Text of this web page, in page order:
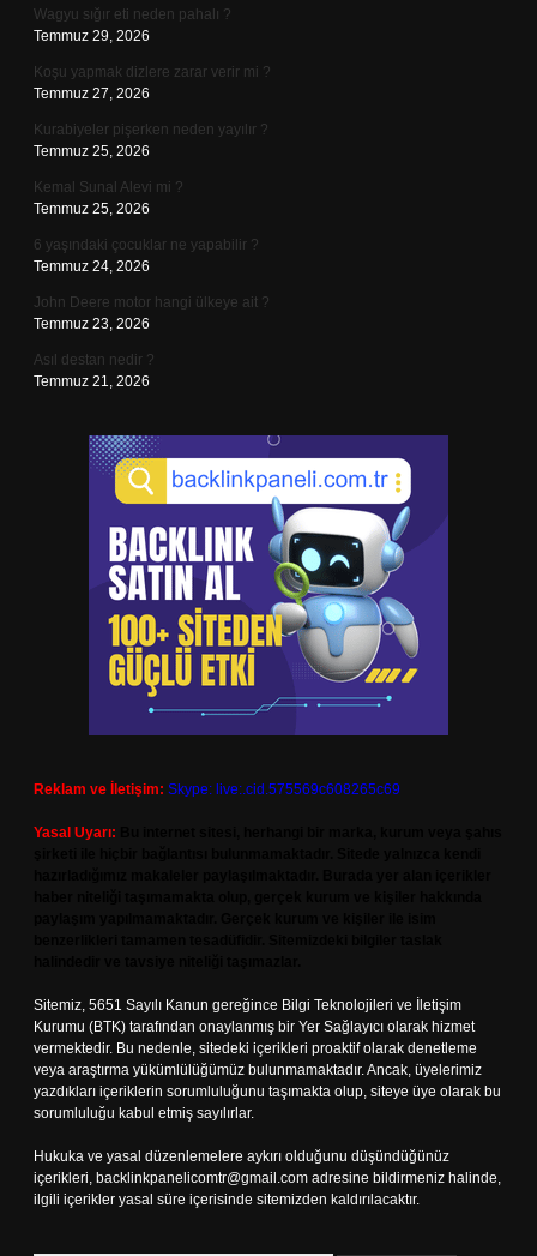
Wagyu sığır eti neden pahalı ?
Temmuz 29, 2026
Koşu yapmak dizlere zarar verir mi ?
Temmuz 27, 2026
Kurabiyeler pişerken neden yayılır ?
Temmuz 25, 2026
Kemal Sunal Alevi mi ?
Temmuz 25, 2026
6 yaşındaki çocuklar ne yapabilir ?
Temmuz 24, 2026
John Deere motor hangi ülkeye ait ?
Temmuz 23, 2026
Asıl destan nedir ?
Temmuz 21, 2026
Reklam ve İletişim: Skype: live:.cid.575569c608265c69
Yasal Uyarı:
Sitemiz, 5651 Sayılı Kanun gereğince Bilgi Teknolojileri ve İletişim
Kurumu (BTK) tarafından onaylanmış bir Yer Sağlayıcı olarak hizmet
vermektedir. Bu nedenle, sitedeki içerikleri proaktif olarak denetleme
veya araştırma yükümlülüğümüz bulunmamaktadır. Ancak, üyelerimiz
yazdıkları içeriklerin sorumluluğunu taşımakta olup, siteye üye olarak bu
sorumluluğu kabul etmiş sayılırlar.
Hukuka ve yasal düzenlemelere aykırı olduğunu düşündüğünüz
içerikleri, backlinkpanelicomtr@gmail.com adresine bildirmeniz halinde,
ilgili içerikler yasal süre içerisinde sitemizden kaldırılacaktır.